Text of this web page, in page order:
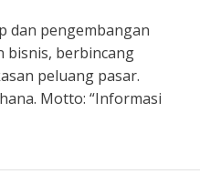
dan pengembangan
bisnis, berbincang
peluang pasar.
Motto: “Informasi